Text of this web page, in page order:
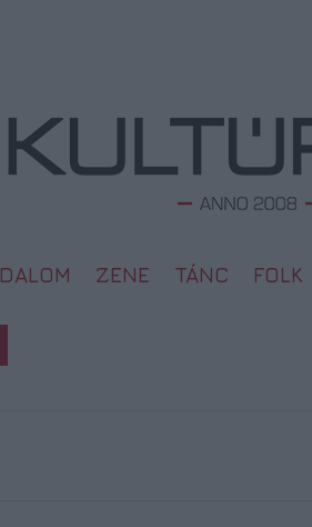
ZENE TÁNC FOLK